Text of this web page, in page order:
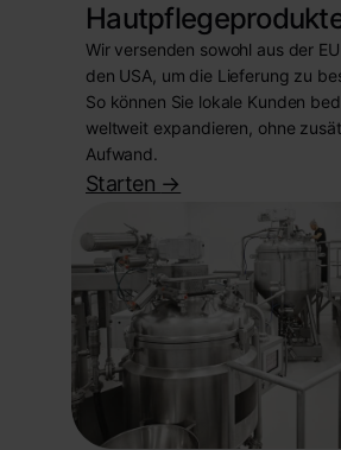
Wir versenden sowohl aus der
den USA, um die Lieferung zu
So können Sie lokale Kunden
weltweit expandieren, ohne
Aufwand.
Starten ->